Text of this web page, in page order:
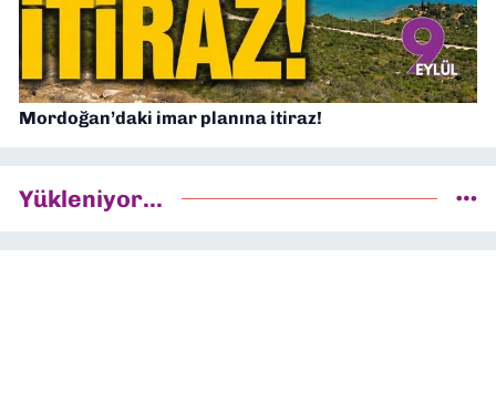
Mordoğan’daki imar planına itiraz!
Yükleniyor...